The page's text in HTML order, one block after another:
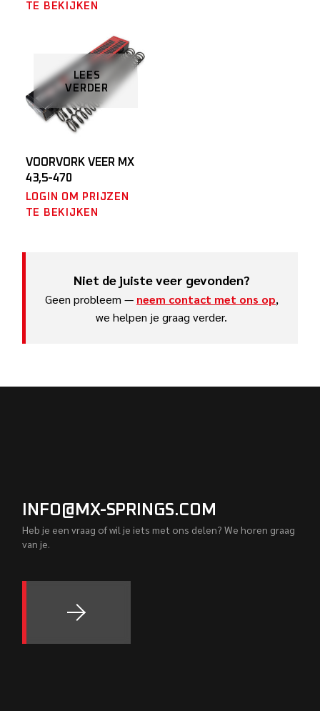
TE BEKIJKEN
LEES
VERDER
VOORVORK VEER MX
43,5-470
LOGIN OM PRIJZEN
TE BEKIJKEN
Niet de juiste veer gevonden?
Geen probleem — neem contact met ons op,
we helpen je graag verder.
INFO@MX-SPRINGS.COM
Heb je een vraag of wil je iets met ons delen? We horen graag
van je.